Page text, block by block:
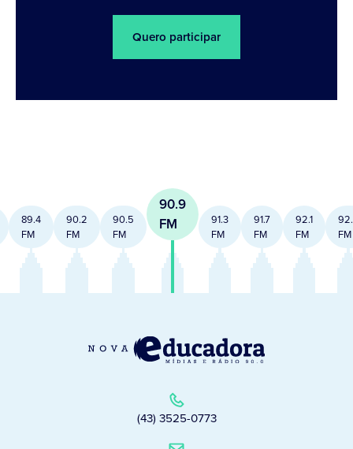
Quero participar
89.4
FM
90.2
FM
90.5
FM
90.9
FM
91.3
FM
91.7
FM
92.1
FM
FM
(43) 3525-0773